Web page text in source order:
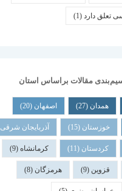
تعلق دارد(1)
مقالات براساس استان
همدان (27) اصفهان (20)
خوزستان (15) آذربایجان شرقی
کردستان (11) کرمانشاه(9)
قزوین (9) هرمزگان (8)